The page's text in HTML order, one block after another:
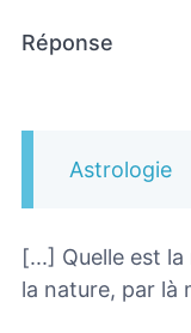
Réponse
Astrologie
[...] Quelle est
la nature, par là